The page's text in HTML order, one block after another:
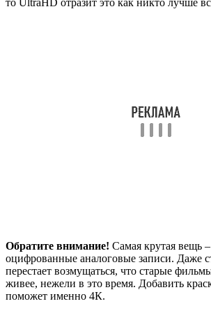
колоссальных размеров. Ведь на экране
видеоряд такого качества отображается
Соответственно, отойдя на несколько
увеличилась. Поэтому
воспринять отображаемую картинку;
частота показа кадров достигает
глаза не нагружаются сильно,
спустя час просмотра видео, даже